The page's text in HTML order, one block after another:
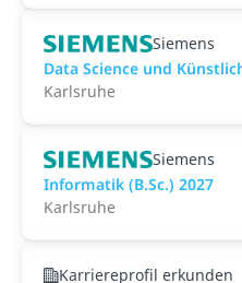
Siemens
Data Science und
Karlsruhe
Siemens
Informatik (B.Sc.) 2027
Karlsruhe
Karriereprofil erkunden